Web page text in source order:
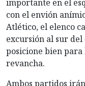
importante en el
con el envión
Atlético, el elenco
excursión al sur
posicione bien
revancha.
Ambos partidos